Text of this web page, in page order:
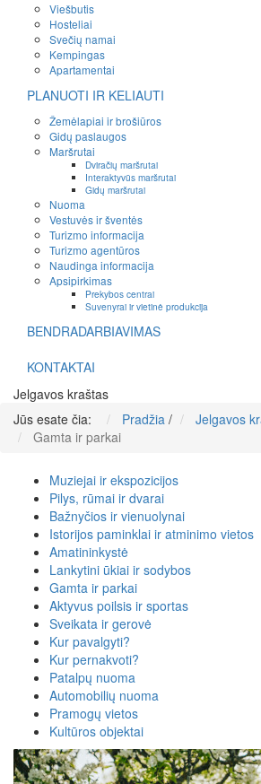
Viešbutis
Hosteliai
Svečių namai
Kempingas
Apartamentai
PLANUOTI IR KELIAUTI
Žemėlapiai ir brošiūros
Gidų paslaugos
Maršrutai
Dviračių maršrutai
Interaktyvūs maršrutai
Gidų maršrutai
Nuoma
Vestuvės ir šventės
Turizmo informacija
Turizmo agentūros
Naudinga informacija
Apsipirkimas
Prekybos centrai
Suvenyrai ir vietinė produkcija
BENDRADARBIAVIMAS
KONTAKTAI
Jelgavos kraštas
Jūs esate čia:
Pradžia / Jelgavos
Gamta ir parkai
Muziejai ir ekspozicijos
Pilys, rūmai ir dvarai
Bažnyčios ir vienuolynai
Istorijos paminklai ir atminimo vietos
Amatininkystė
Lankytini ūkiai ir sodybos
Gamta ir parkai
Aktyvus poilsis ir sportas
Sveikata ir gerovė
Kur pavalgyti?
Kur pernakvoti?
Patalpų nuoma
Automobilių nuoma
Pramogų vietos
Kultūros objektai